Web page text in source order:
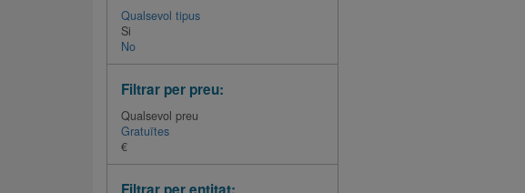
Qualsevol tipus
Si
No
Filtrar per preu:
Qualsevol preu
Gratuïtes
€